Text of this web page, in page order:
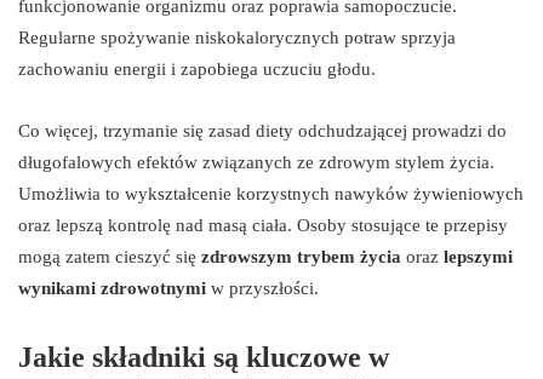
funkcjonowanie organizmu oraz poprawia samopoczucie.
Regularne spożywanie niskokalorycznych potraw sprzyja
zachowaniu energii i zapobiega uczuciu głodu.
Co więcej, trzymanie się zasad diety odchudzającej prowadzi do
długofalowych efektów związanych ze zdrowym stylem życia.
Umożliwia to wykształcenie korzystnych nawyków żywieniowych
oraz lepszą kontrolę nad masą ciała. Osoby stosujące te przepisy
mogą zatem cieszyć się zdrowszym trybem życia oraz lepszymi
wynikami zdrowotnymi w przyszłości.
Jakie składniki są kluczowe w